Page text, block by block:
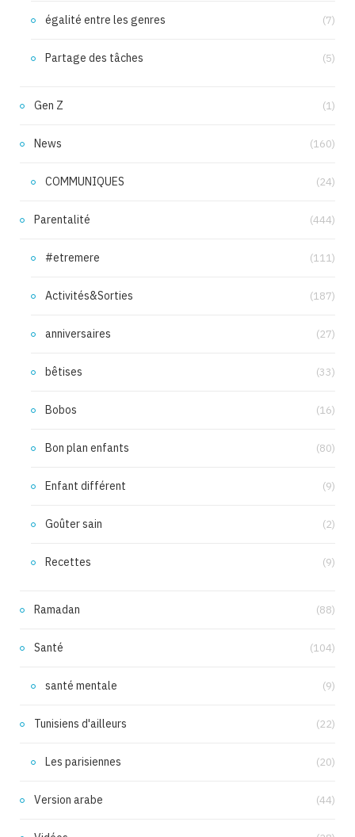
égalité entre les genres (7)
Partage des tâches (5)
Gen Z (1)
News (160)
COMMUNIQUES (24)
Parentalité (444)
#etremere (111)
Activités&Sorties (187)
anniversaires (27)
bêtises (33)
Bobos (16)
Bon plan enfants (80)
Enfant différent (9)
Goûter sain (2)
Recettes (9)
Ramadan (88)
Santé (104)
santé mentale (9)
Tunisiens d'ailleurs (22)
Les parisiennes (20)
Version arabe (44)